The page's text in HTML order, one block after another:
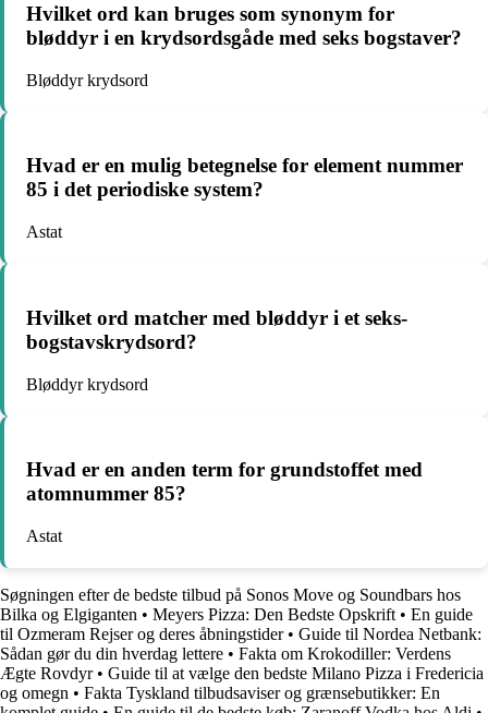
Hvilket ord kan bruges som synonym for
bløddyr i en krydsordsgåde med seks bogstaver?
Bløddyr krydsord
Hvad er en mulig betegnelse for element nummer
85 i det periodiske system?
Astat
Hvilket ord matcher med bløddyr i et seks-
bogstavskrydsord?
Bløddyr krydsord
Hvad er en anden term for grundstoffet med
atomnummer 85?
Astat
Søgningen efter de bedste tilbud på Sonos Move og Soundbars hos
Bilka og Elgiganten • Meyers Pizza: Den Bedste Opskrift • En guide
til Ozmeram Rejser og deres åbningstider• Guide til Nordea Netbank:
Sådan gør du din hverdag lettere • Fakta om Krokodiller: Verdens
Ægte Rovdyr• Guide til at vælge den bedste Milano Pizza i Fredericia
og omegn • Fakta Tyskland tilbudsaviser og grænsebutikker: En